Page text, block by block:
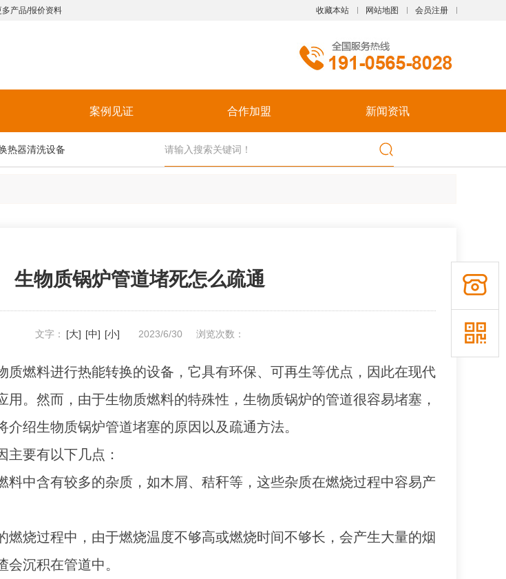
产品/报价资料 收藏本站 网站地图 会员注册
案例见证 合作加盟 新闻资讯
热器清洗设备
生物质锅炉管道堵死怎么疏通
文字： [大] [中] [小] 2023/6/30 浏览次数：
质燃料进行热能转换的设备，它具有环保、可再生等优点，因此在现代
用。然而，由于生物质燃料的特殊性，生物质锅炉的管道很容易堵塞，
绍生物质锅炉管道堵塞的原因以及疏通方法。
主要有以下几点：
料中含有较多的杂质，如木屑、秸秆等，这些杂质在燃烧过程中容易产
燃烧过程中，由于燃烧温度不够高或燃烧时间不够长，会产生大量的烟
沉积在管道中。